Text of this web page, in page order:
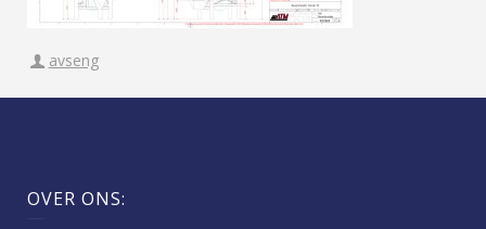
avseng
OVER ONS: